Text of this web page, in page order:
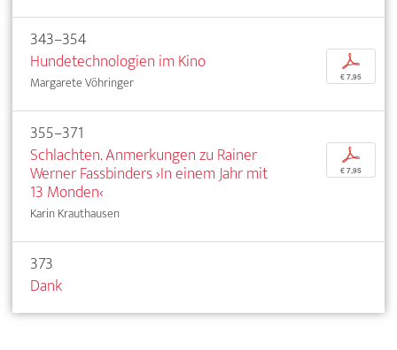
343–354
Hundetechnologien im Kino
Margarete Vöhringer
p
€ 7,95
355–371
Schlachten. Anmerkungen zu Rainer
Werner Fassbinders ›In einem Jahr mit
13 Monden‹
Karin Krauthausen
p
€ 7,95
373
Dank